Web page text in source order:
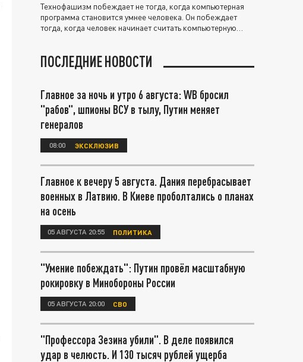
Технофашизм побеждает не тогда, когда компьютерная
программа становится умнее человека. Он побеждает
тогда, когда человек начинает считать компьютерную
ПОСЛЕДНИЕ НОВОСТИ
Главное за ночь и утро 6 августа: WB бросил
"рабов", шпионы ВСУ в тылу, Путин меняет
генералов
08:00 ЭКСКЛЮЗИВ
Главное к вечеру 5 августа. Дания перебрасывает
военных в Латвию. В Киеве проболтались о планах
на осень
05 АВГУСТА 20:55 ПОЛИТИКА
"Умение побеждать": Путин провёл масштабную
рокировку в Минобороны России
05 АВГУСТА 20:00 СВО
"Профессора Зезина убили". В деле появился
удар в челюсть. И 130 тысяч рублей ущерба